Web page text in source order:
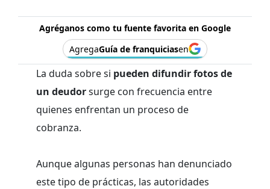
Agréganos como tu fuente favorita en Google
AgregaGuía de franquiciasen
La duda sobre si pueden difundir fotos de
un deudorsurge con frecuencia entre
quienes enfrentan un proceso de
cobranza.
Aunque algunas personas han denunciado
este tipo de prácticas, las autoridades